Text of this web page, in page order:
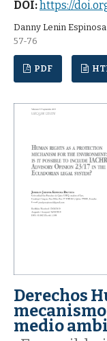
DOI:https://
Danny Lenin
57-76
PDF
Derechos
medio